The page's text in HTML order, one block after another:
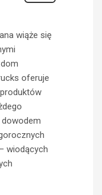
wiąże się
oferuje
wiodących